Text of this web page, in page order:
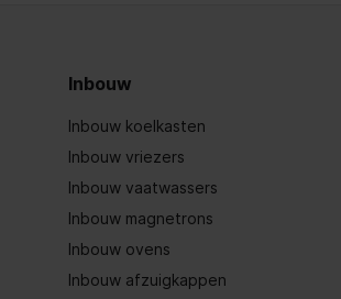
Inbouw
Inbouw koelkasten
Inbouw vriezers
Inbouw vaatwassers
Inbouw magnetrons
Inbouw ovens
Inbouw afzuigkappen